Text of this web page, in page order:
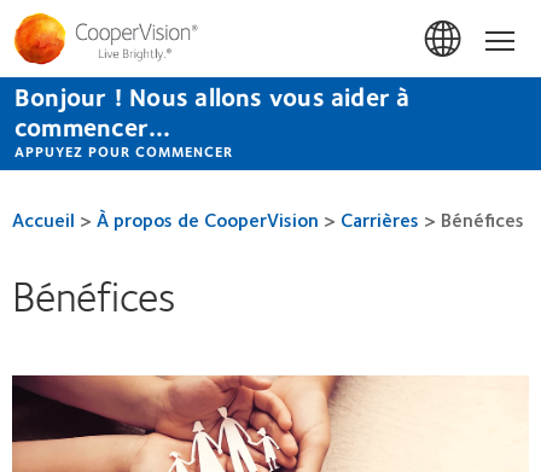
Aller
au
contenu
principal
Bonjour ! Nous allons vous aider à
commencer...
APPUYEZ POUR COMMENCER
Accueil > À propos de CooperVision > Carrières > Bénéfices
Bénéfices